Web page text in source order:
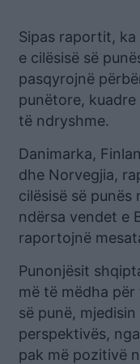
Sipas raportit,
e cilësisë së
pasqyrojnë
punëtore,
të ndryshme.
Danimarka,
dhe Norvegjia,
cilësisë së punës
ndërsa vendet e
raportojnë
Punonjësit
më të mëdha
së punë,
perspektivës,
pak më pozitivë